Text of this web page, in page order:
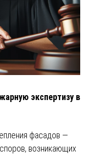
экспертизу в
фасадов —
возникающих